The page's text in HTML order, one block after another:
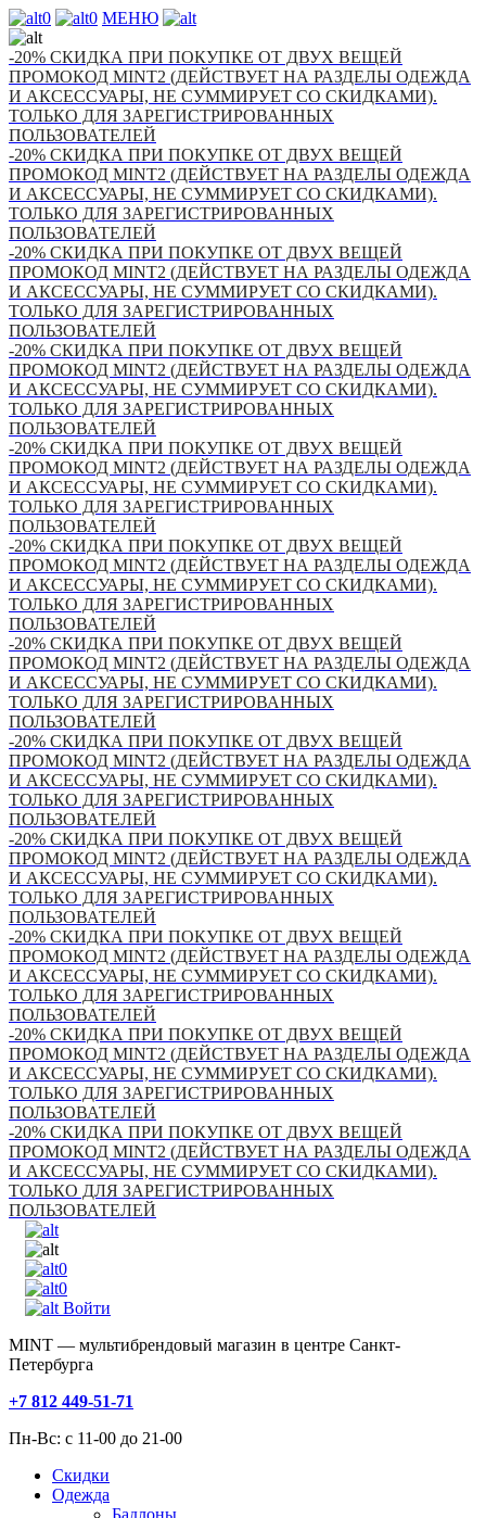
0 0 МЕНЮ
-20% СКИДКА ПРИ ПОКУПКЕ ОТ ДВУХ ВЕЩЕЙ
ПРОМОКОД MINT2 (ДЕЙСТВУЕТ НА РАЗДЕЛЫ ОДЕЖДА
И АКСЕССУАРЫ, НЕ СУММИРУЕТ СО СКИДКАМИ).
ТОЛЬКО ДЛЯ ЗАРЕГИСТРИРОВАННЫХ
ПОЛЬЗОВАТЕЛЕЙ
-20% СКИДКА ПРИ ПОКУПКЕ ОТ ДВУХ ВЕЩЕЙ
ПРОМОКОД MINT2 (ДЕЙСТВУЕТ НА РАЗДЕЛЫ ОДЕЖДА
И АКСЕССУАРЫ, НЕ СУММИРУЕТ СО СКИДКАМИ).
ТОЛЬКО ДЛЯ ЗАРЕГИСТРИРОВАННЫХ
ПОЛЬЗОВАТЕЛЕЙ
-20% СКИДКА ПРИ ПОКУПКЕ ОТ ДВУХ ВЕЩЕЙ
ПРОМОКОД MINT2 (ДЕЙСТВУЕТ НА РАЗДЕЛЫ ОДЕЖДА
И АКСЕССУАРЫ, НЕ СУММИРУЕТ СО СКИДКАМИ).
ТОЛЬКО ДЛЯ ЗАРЕГИСТРИРОВАННЫХ
ПОЛЬЗОВАТЕЛЕЙ
-20% СКИДКА ПРИ ПОКУПКЕ ОТ ДВУХ ВЕЩЕЙ
ПРОМОКОД MINT2 (ДЕЙСТВУЕТ НА РАЗДЕЛЫ ОДЕЖДА
И АКСЕССУАРЫ, НЕ СУММИРУЕТ СО СКИДКАМИ).
ТОЛЬКО ДЛЯ ЗАРЕГИСТРИРОВАННЫХ
ПОЛЬЗОВАТЕЛЕЙ
-20% СКИДКА ПРИ ПОКУПКЕ ОТ ДВУХ ВЕЩЕЙ
ПРОМОКОД MINT2 (ДЕЙСТВУЕТ НА РАЗДЕЛЫ ОДЕЖДА
И АКСЕССУАРЫ, НЕ СУММИРУЕТ СО СКИДКАМИ).
ТОЛЬКО ДЛЯ ЗАРЕГИСТРИРОВАННЫХ
ПОЛЬЗОВАТЕЛЕЙ
-20% СКИДКА ПРИ ПОКУПКЕ ОТ ДВУХ ВЕЩЕЙ
ПРОМОКОД MINT2 (ДЕЙСТВУЕТ НА РАЗДЕЛЫ ОДЕЖДА
И АКСЕССУАРЫ, НЕ СУММИРУЕТ СО СКИДКАМИ).
ТОЛЬКО ДЛЯ ЗАРЕГИСТРИРОВАННЫХ
ПОЛЬЗОВАТЕЛЕЙ
-20% СКИДКА ПРИ ПОКУПКЕ ОТ ДВУХ ВЕЩЕЙ
ПРОМОКОД MINT2 (ДЕЙСТВУЕТ НА РАЗДЕЛЫ ОДЕЖДА
И АКСЕССУАРЫ, НЕ СУММИРУЕТ СО СКИДКАМИ).
ТОЛЬКО ДЛЯ ЗАРЕГИСТРИРОВАННЫХ
ПОЛЬЗОВАТЕЛЕЙ
-20% СКИДКА ПРИ ПОКУПКЕ ОТ ДВУХ ВЕЩЕЙ
ПРОМОКОД MINT2 (ДЕЙСТВУЕТ НА РАЗДЕЛЫ ОДЕЖДА
И АКСЕССУАРЫ, НЕ СУММИРУЕТ СО СКИДКАМИ).
ТОЛЬКО ДЛЯ ЗАРЕГИСТРИРОВАННЫХ
ПОЛЬЗОВАТЕЛЕЙ
-20% СКИДКА ПРИ ПОКУПКЕ ОТ ДВУХ ВЕЩЕЙ
ПРОМОКОД MINT2 (ДЕЙСТВУЕТ НА РАЗДЕЛЫ ОДЕЖДА
И АКСЕССУАРЫ, НЕ СУММИРУЕТ СО СКИДКАМИ).
ТОЛЬКО ДЛЯ ЗАРЕГИСТРИРОВАННЫХ
ПОЛЬЗОВАТЕЛЕЙ
-20% СКИДКА ПРИ ПОКУПКЕ ОТ ДВУХ ВЕЩЕЙ
ПРОМОКОД MINT2 (ДЕЙСТВУЕТ НА РАЗДЕЛЫ ОДЕЖДА
И АКСЕССУАРЫ, НЕ СУММИРУЕТ СО СКИДКАМИ).
ТОЛЬКО ДЛЯ ЗАРЕГИСТРИРОВАННЫХ
ПОЛЬЗОВАТЕЛЕЙ
-20% СКИДКА ПРИ ПОКУПКЕ ОТ ДВУХ ВЕЩЕЙ
ПРОМОКОД MINT2 (ДЕЙСТВУЕТ НА РАЗДЕЛЫ ОДЕЖДА
И АКСЕССУАРЫ, НЕ СУММИРУЕТ СО СКИДКАМИ).
ТОЛЬКО ДЛЯ ЗАРЕГИСТРИРОВАННЫХ
ПОЛЬЗОВАТЕЛЕЙ
-20% СКИДКА ПРИ ПОКУПКЕ ОТ ДВУХ ВЕЩЕЙ
ПРОМОКОД MINT2 (ДЕЙСТВУЕТ НА РАЗДЕЛЫ ОДЕЖДА
И АКСЕССУАРЫ, НЕ СУММИРУЕТ СО СКИДКАМИ).
ТОЛЬКО ДЛЯ ЗАРЕГИСТРИРОВАННЫХ
ПОЛЬЗОВАТЕЛЕЙ
0
0
Войти
MINT — мультибрендовый магазин в центре Санкт-
Петербурга
+7 812 449-51-71
Пн-Вс: с 11-00 до 21-00
Скидки
Одежда
Бадлоны